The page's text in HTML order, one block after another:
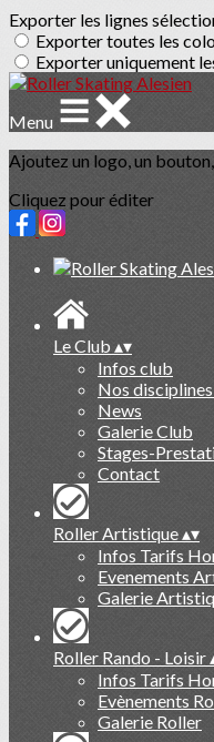
Exporter les lignes
Exporter toutes les
Exporter uniquement
Menu
Ajoutez un logo, un
Cliquez pour éditer
Le Club▴▾
Infos club
Nos
News
Galerie Club
Stages-
Contact
Roller Artistique▴▾
Infos Tarifs
Evenements
Galerie
Roller Rando - Loisir
Infos Tarifs
Evènements
Galerie Roller